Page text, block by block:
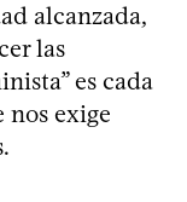
alcanzada,
las
es cada
nos exige